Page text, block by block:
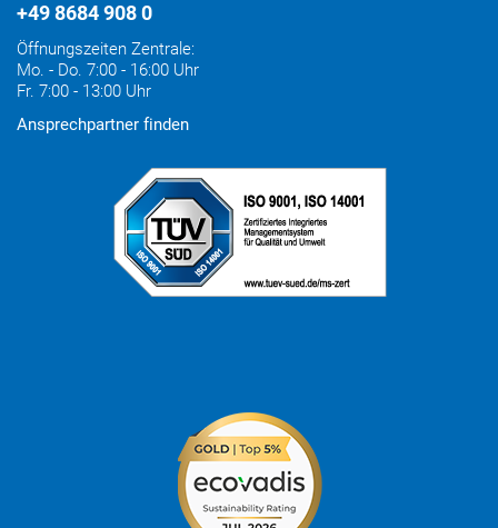
+49 8684 908 0
Öffnungszeiten Zentrale:
Mo. - Do. 7:00 - 16:00 Uhr
Fr. 7:00 - 13:00 Uhr
Ansprechpartner finden